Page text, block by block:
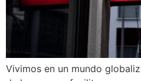
Vivimos en un mundo